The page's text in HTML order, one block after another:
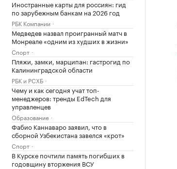
Иностранные карты для россиян: гид
по зарубежным банкам на 2026 год
РБК Компании
Медведев назвал проигранный матч в
Монреале «одним из худших в жизни»
Спорт
Пляжи, замки, марципан: гастрогид по
Калининградской области
РБК и РСХБ
Чему и как сегодня учат топ-
менеджеров: тренды EdTech для
управленцев
Образование
Фабио Каннаваро заявил, что в
сборной Узбекистана завелся «крот»
Спорт
В Курске почтили память погибших в
годовщину вторжения ВСУ